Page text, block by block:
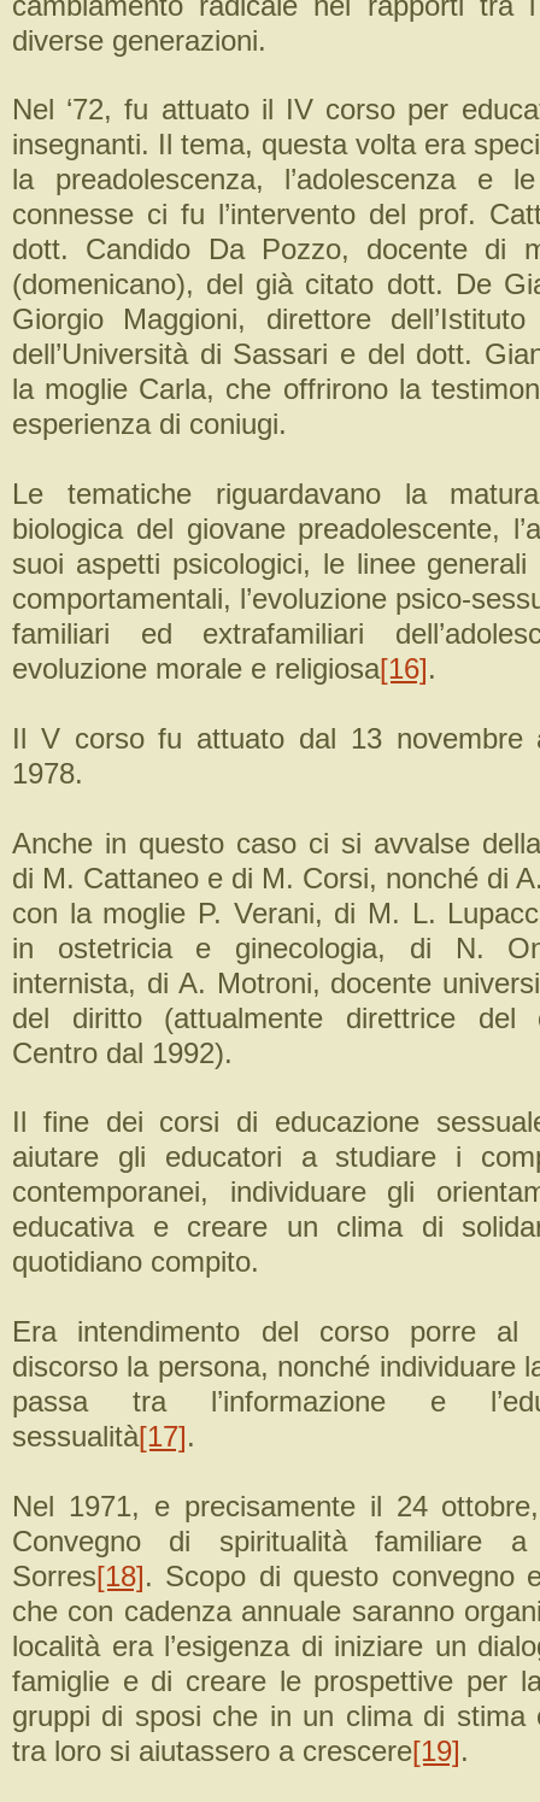
diverse generazioni.
Nel ‘72, fu attuato il IV corso per
insegnanti. Il tema, questa volta era
la preadolescenza, l’adolescenza e
connesse ci fu l’intervento del prof.
dott. Candido Da Pozzo, docente di
(domenicano), del già citato dott. De
Giorgio Maggioni, direttore
dell’Università di Sassari e del dott.
la moglie Carla, che offrirono la
esperienza di coniugi.
Le tematiche riguardavano la
biologica del giovane preadolescente,
suoi aspetti psicologici, le linee
comportamentali, l’evoluzione psico-
familiari ed extrafamiliari
evoluzione morale e religiosa[16].
Il V corso fu attuato dal 13 novembre
1978.
Anche in questo caso ci si avvalse
di M. Cattaneo e di M. Corsi, nonché di
con la moglie P. Verani, di M. L.
in ostetricia e ginecologia, di N.
internista, di A. Motroni, docente
del diritto (attualmente direttrice del
Centro dal 1992).
Il fine dei corsi di educazione
aiutare gli educatori a studiare i
contemporanei, individuare gli
educativa e creare un clima di
quotidiano compito.
Era intendimento del corso porre al
discorso la persona, nonché individuare
passa tra l’informazione e
sessualità[17].
Nel 1971, e precisamente il 24
Convegno di spiritualità familiare
Sorres[18]. Scopo di questo convegno
che con cadenza annuale saranno
località era l’esigenza di iniziare un
famiglie e di creare le prospettive per
gruppi di sposi che in un clima di stima
tra loro si aiutassero a crescere[19].